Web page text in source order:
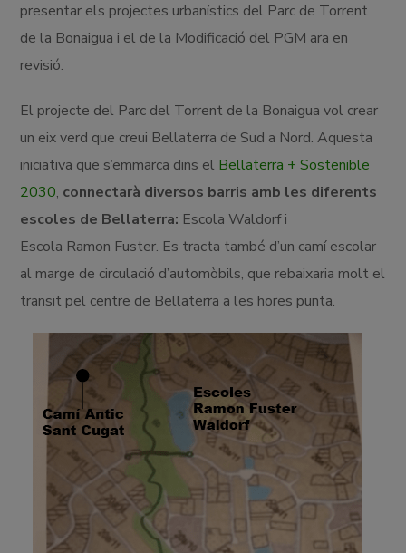
presentar els projectes urbanístics del Parc de Torrent
de la Bonaigua i el de la Modificació del PGM ara en
revisió.
El projecte del Parc del Torrent de la Bonaigua vol crear
un eix verd que creui Bellaterra de Sud a Nord. Aquesta
iniciativa que s’emmarca dins el Bellaterra + Sostenible
2030, connectarà diversos barris amb les diferents
escoles de Bellaterra: Escola Waldorf i
Escola Ramon Fuster. Es tracta també d’un camí escolar
al marge de circulació d’automòbils, que rebaixaria molt el
transit pel centre de Bellaterra a les hores punta.